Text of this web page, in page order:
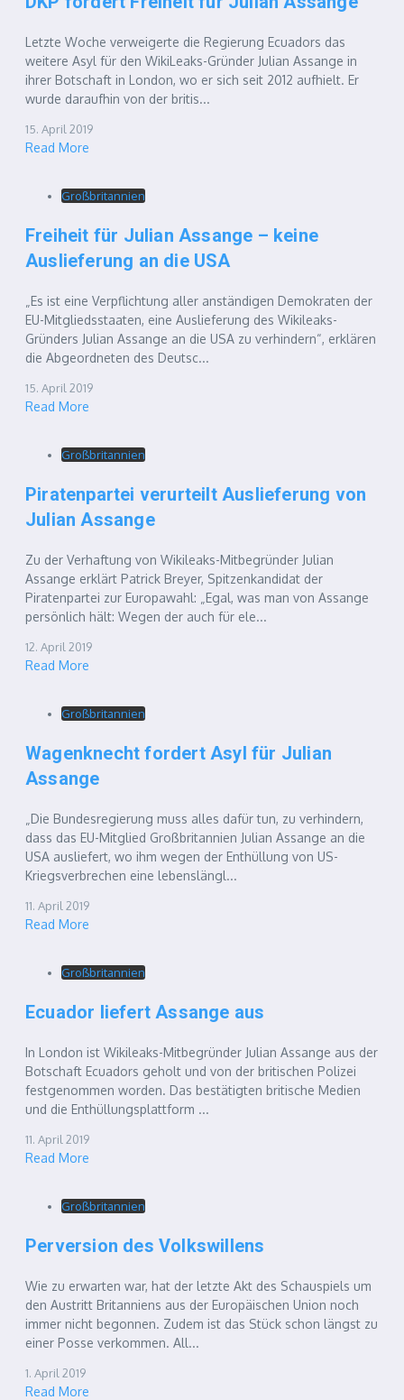
Letzte Woche verweigerte die Regierung Ecuadors das
weitere Asyl für den WikiLeaks-Gründer Julian Assange in
ihrer Botschaft in London, wo er sich seit 2012 aufhielt. Er
wurde daraufhin von der britis...
15. April 2019
Read More
Großbritannien
Freiheit für Julian Assange – keine
Auslieferung an die USA
„Es ist eine Verpflichtung aller anständigen Demokraten der
EU-Mitgliedsstaaten, eine Auslieferung des Wikileaks-
Gründers Julian Assange an die USA zu verhindern“, erklären
die Abgeordneten des Deutsc...
15. April 2019
Read More
Großbritannien
Piratenpartei verurteilt Auslieferung von
Julian Assange
Zu der Verhaftung von Wikileaks-Mitbegründer Julian
Assange erklärt Patrick Breyer, Spitzenkandidat der
Piratenpartei zur Europawahl: „Egal, was man von Assange
persönlich hält: Wegen der auch für ele...
12. April 2019
Read More
Großbritannien
Wagenknecht fordert Asyl für Julian
Assange
„Die Bundesregierung muss alles dafür tun, zu verhindern,
dass das EU-Mitglied Großbritannien Julian Assange an die
USA ausliefert, wo ihm wegen der Enthüllung von US-
Kriegsverbrechen eine lebenslängl...
11. April 2019
Read More
Großbritannien
Ecuador liefert Assange aus
In London ist Wikileaks-Mitbegründer Julian Assange aus der
Botschaft Ecuadors geholt und von der britischen Polizei
festgenommen worden. Das bestätigten britische Medien
und die Enthüllungsplattform ...
11. April 2019
Read More
Großbritannien
Perversion des Volkswillens
Wie zu erwarten war, hat der letzte Akt des Schauspiels um
den Austritt Britanniens aus der Europäischen Union noch
immer nicht begonnen. Zudem ist das Stück schon längst zu
einer Posse verkommen. All...
1. April 2019
Read More